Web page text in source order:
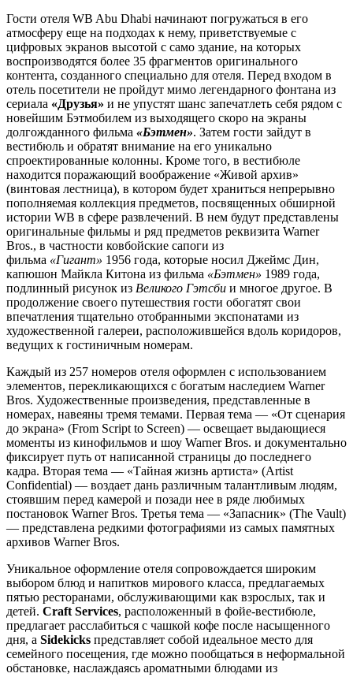
Гости отеля WB Abu Dhabi начинают погружаться в его
атмосферу еще на подходах к нему, приветствуемые с
цифровых экранов высотой с само здание, на которых
воспроизводятся более 35 фрагментов оригинального
контента, созданного специально для отеля. Перед входом в
отель посетители не пройдут мимо легендарного фонтана из
сериала «Друзья» и не упустят шанс запечатлеть себя рядом с
новейшим Бэтмобилем из выходящего скоро на экраны
долгожданного фильма «Бэтмен». Затем гости зайдут в
вестибюль и обратят внимание на его уникально
спроектированные колонны. Кроме того, в вестибюле
находится поражающий воображение «Живой архив»
(винтовая лестница), в котором будет храниться непрерывно
пополняемая коллекция предметов, посвященных обширной
истории WB в сфере развлечений. В нем будут представлены
оригинальные фильмы и ряд предметов реквизита Warner
Bros., в частности ковбойские сапоги из
фильма «Гигант» 1956 года, которые носил Джеймс Дин,
капюшон Майкла Китона из фильма «Бэтмен» 1989 года,
подлинный рисунок из Великого Гэтсби и многое другое. В
продолжение своего путешествия гости обогатят свои
впечатления тщательно отобранными экспонатами из
художественной галереи, расположившейся вдоль коридоров,
ведущих к гостиничным номерам.
Каждый из 257 номеров отеля оформлен с использованием
элементов, перекликающихся с богатым наследием Warner
Bros. Художественные произведения, представленные в
номерах, навеяны тремя темами. Первая тема — «От сценария
до экрана» (From Script to Screen) — освещает выдающиеся
моменты из кинофильмов и шоу Warner Bros. и документально
фиксирует путь от написанной страницы до последнего
кадра. Вторая тема — «Тайная жизнь артиста» (Artist
Confidential) — воздает дань различным талантливым людям,
стоявшим перед камерой и позади нее в ряде любимых
постановок Warner Bros. Третья тема — «Запасник» (The Vault)
— представлена редкими фотографиями из самых памятных
архивов Warner Bros.
Уникальное оформление отеля сопровождается широким
выбором блюд и напитков мирового класса, предлагаемых
пятью ресторанами, обслуживающими как взрослых, так и
детей. Craft Services, расположенный в фойе-вестибюле,
предлагает расслабиться с чашкой кофе после насыщенного
дня, а Sidekicks представляет собой идеальное место для
семейного посещения, где можно пообщаться в неформальной
обстановке, наслаждаясь ароматными блюдами из